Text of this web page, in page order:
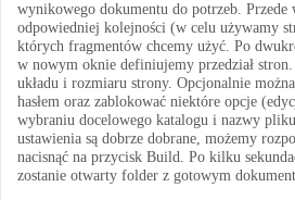
wynikowego dokumentu do potrzeb.
odpowiedniej kolejności (w celu używamy
których fragmentów chcemy użyć. Po
w nowym oknie definiujemy przedział
układu i rozmiaru strony. Opcjonalnie
hasłem oraz zablokować niektóre opcje
wybraniu docelowego katalogu i nazwy
ustawienia są dobrze dobrane, możemy
nacisnąć na przycisk Build. Po kilku
zostanie otwarty folder z gotowym